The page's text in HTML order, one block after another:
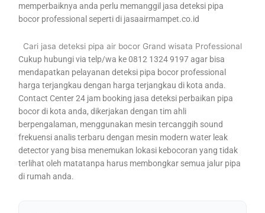
memperbaiknya anda perlu memanggil jasa deteksi pipa
bocor professional seperti di jasaairmampet.co.id
Cari jasa deteksi pipa air bocor Grand wisata Professional
Cukup hubungi via telp/wa ke 0812 1324 9197 agar bisa
mendapatkan pelayanan deteksi pipa bocor professional
harga terjangkau dengan harga terjangkau di kota anda.
Contact Center 24 jam booking jasa deteksi perbaikan pipa
bocor di kota anda, dikerjakan dengan tim ahli
berpengalaman, menggunakan mesin tercanggih sound
frekuensi analis terbaru dengan mesin modern water leak
detector yang bisa menemukan lokasi kebocoran yang tidak
terlihat oleh matatanpa harus membongkar semua jalur pipa
di rumah anda.